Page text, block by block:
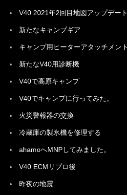
V40 2021年2回目地図アップデート
新たなキャンプギア
キャンプ用ヒーターアタッチメン
新たなV40用診断機
V40で高原キャンプ
V40でキャンプに行ってみた。
火災警報器の交換
冷蔵庫の製氷機を修理する
ahamoへMNPしてみました。
V40 ECMリプロ後
昨夜の地震